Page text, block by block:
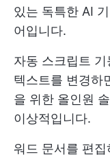
있는 독특한 AI
어입니다.
자동 스크립트
텍스트를 변경하
을 위한 올인원
이상적입니다.
워드 문서를 편집